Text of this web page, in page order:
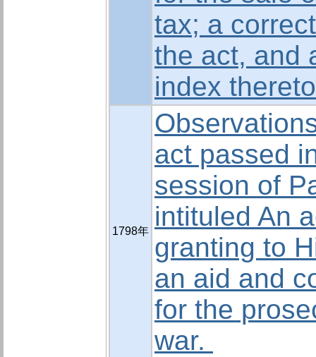
tax; a
the act, and
index
1798年
act passed
session of
intituled An
granting to
an aid and
for the
war.